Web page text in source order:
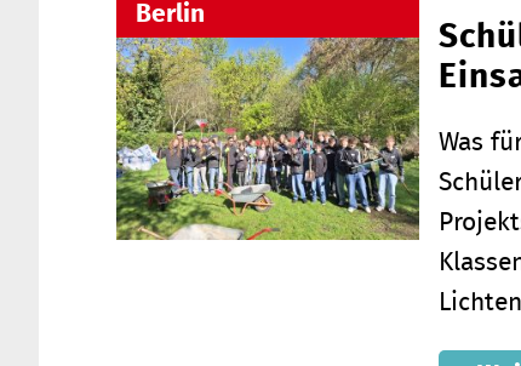
Berlin
Was